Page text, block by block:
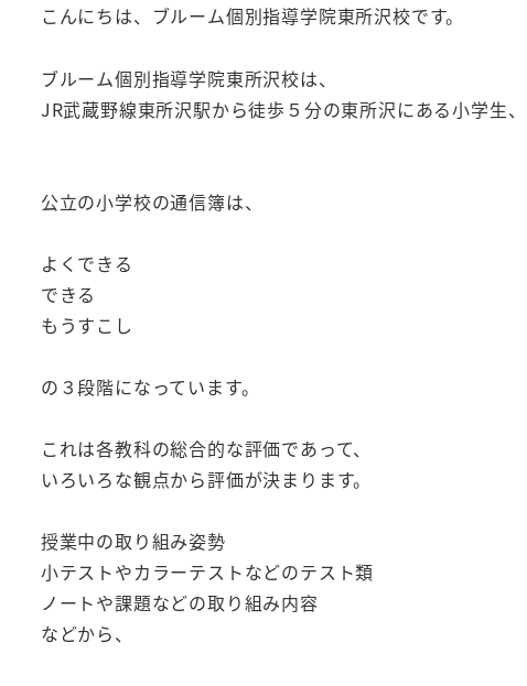
こんにちは、ブルーム個別指導学院東所沢校です。
ブルーム個別指導学院東所沢校は、
JR武蔵野線東所沢駅から徒歩５分の東所沢にある小学生
公立の小学校の通信簿は、
よくできる
できる
もうすこし
の３段階になっています。
これは各教科の総合的な評価であって、
いろいろな観点から評価が決まります。
授業中の取り組み姿勢
小テストやカラーテストなどのテスト類
ノートや課題などの取り組み内容
などから、